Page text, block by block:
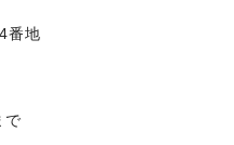
番地
で